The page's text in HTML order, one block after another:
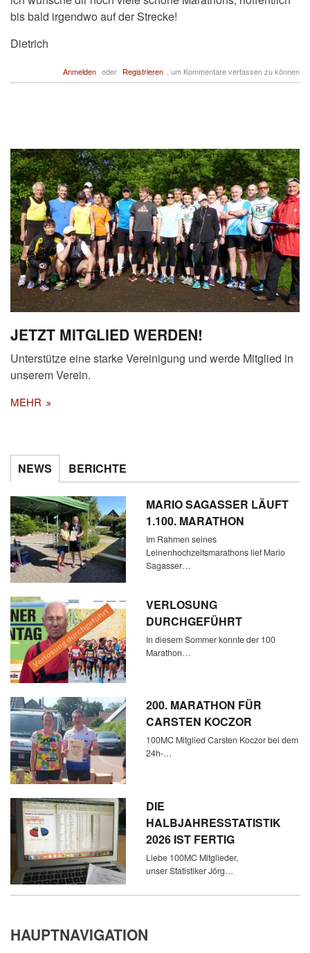
bis bald irgendwo auf der Strecke!
Dietrich
Anmelden oder Registrieren , um Kommentare verfassen zu können
JETZT MITGLIED WERDEN!
Unterstütze eine starke Vereinigung und werde Mitglied in
unserem Verein.
MEHR
NEWS BERICHTE
MARIO SAGASSER LÄUFT
1.100. MARATHON
Im Rahmen seines
Leinenhochzeitsmarathons lief Mario
Sagasser…
VERLOSUNG
DURCHGEFÜHRT
In diesem Sommer konnte der 100
Marathon…
200. MARATHON FÜR
CARSTEN KOCZOR
100MC Mitglied Carsten Koczor bei dem
24h-…
DIE
HALBJAHRESSTATISTIK
2026 IST FERTIG
Liebe 100MC Mitglieder,
unser Statistiker Jörg…
HAUPTNAVIGATION